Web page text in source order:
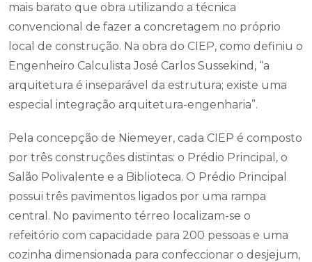
mais barato que obra utilizando a técnica
convencional de fazer a concretagem no próprio
local de construção. Na obra do CIEP, como definiu o
Engenheiro Calculista José Carlos Sussekind, “a
arquitetura é inseparável da estrutura; existe uma
especial integração arquitetura-engenharia”.
Pela concepção de Niemeyer, cada CIEP é composto
por três construções distintas: o Prédio Principal, o
Salão Polivalente e a Biblioteca. O Prédio Principal
possui três pavimentos ligados por uma rampa
central. No pavimento térreo localizam-se o
refeitório com capacidade para 200 pessoas e uma
cozinha dimensionada para confeccionar o desjejum,